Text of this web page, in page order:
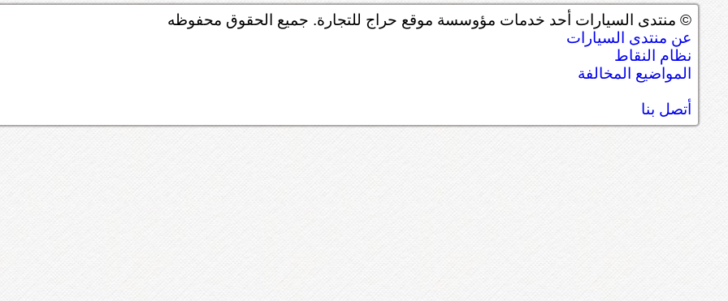
© منتدى السيارات أحد خدمات مؤوسسة موقع حراج للتجارة. جميع الحقوق محفوظه
عن منتدى السيارات
نظام النقاط
المواضيع المخالفة
أتصل بنا